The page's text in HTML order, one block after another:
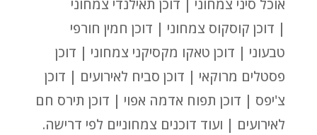
אוכל סיני צמחוני | דוכן תאילנדי צמחוני
| דוכן קוסקוס צמחוני | דוכן חמין חורפי
טבעוני | דוכן טאקו מקסיקני צמחוני | דוכן
פסטלים מרוקאי | דוכן סביח לאירועים | דוכן
צ'יפס | דוכן תפוח אדמה אפוי | דוכן תירס חם
לאירועים | ועוד דוכנים צמחוניים לפי דרישה.